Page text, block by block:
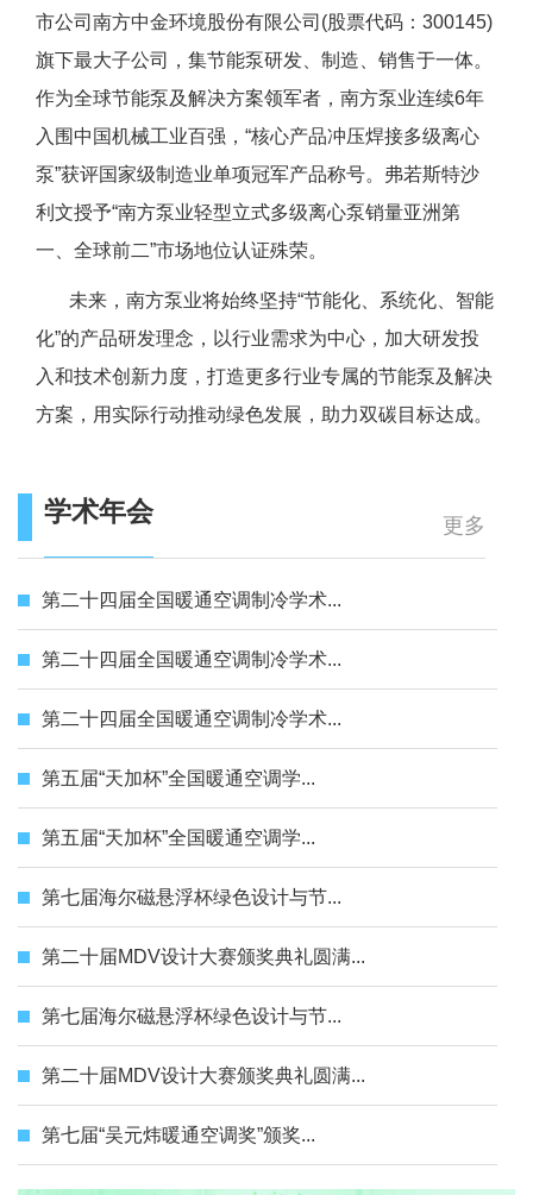
市公司南方中金环境股份有限公司(股票代码：300145)
旗下最大子公司，集节能泵研发、制造、销售于一体。
作为全球节能泵及解决方案领军者，南方泵业连续6年
入围中国机械工业百强，“核心产品冲压焊接多级离心
泵”获评国家级制造业单项冠军产品称号。弗若斯特沙
利文授予“南方泵业轻型立式多级离心泵销量亚洲第
一、全球前二”市场地位认证殊荣。
未来，南方泵业将始终坚持“节能化、系统化、智能
化”的产品研发理念，以行业需求为中心，加大研发投
入和技术创新力度，打造更多行业专属的节能泵及解决
方案，用实际行动推动绿色发展，助力双碳目标达成。
学术年会 更多
第二十四届全国暖通空调制冷学术...
第二十四届全国暖通空调制冷学术...
第二十四届全国暖通空调制冷学术...
第五届“天加杯”全国暖通空调学...
第五届“天加杯”全国暖通空调学...
第七届海尔磁悬浮杯绿色设计与节...
第二十届MDV设计大赛颁奖典礼圆满...
第七届海尔磁悬浮杯绿色设计与节...
第二十届MDV设计大赛颁奖典礼圆满...
第七届“吴元炜暖通空调奖”颁奖...